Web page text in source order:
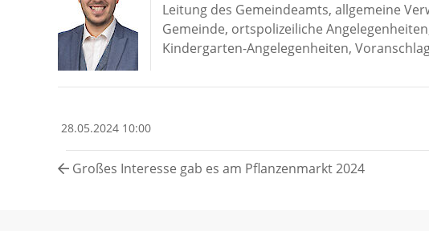
Leitung des Gemeindeamts, allgemeine
Gemeinde, ortspolizeiliche
Kindergarten-Angelegenheiten,
28.05.2024 10:00
Großes Interesse gab es am Pflanzenmarkt 2024